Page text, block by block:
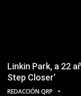
Linkin Park, a 22
Step Closer’
REDACCIÓN QRP